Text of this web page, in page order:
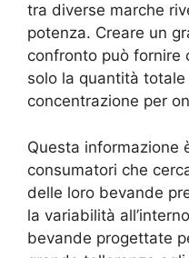
tra diverse marche
potenza. Creare un
confronto può fornire
solo la quantità
concentrazione per
Questa informazione
consumatori che
delle loro bevande
la variabilità
bevande progettate